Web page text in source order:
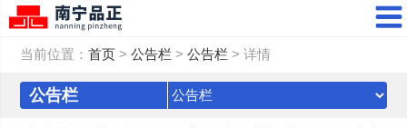
当前位置：首页 >公告栏 >公告栏 > 详情
公告栏